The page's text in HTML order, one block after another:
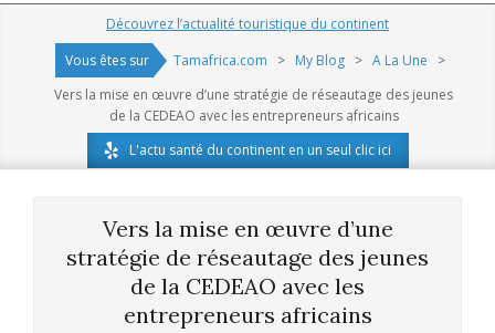
Navigation
Découvrez l’actualité touristique du continent
Vous êtes sur
Tamafrica.com > My Blog > A La Une
>
Vers la mise en œuvre d’une stratégie de réseautage des jeunes
de la CEDEAO avec les entrepreneurs africains
L'actu santé du continent en un seul clic ici
Vers la mise en œuvre d’une
stratégie de réseautage des jeunes
de la CEDEAO avec les
entrepreneurs africains